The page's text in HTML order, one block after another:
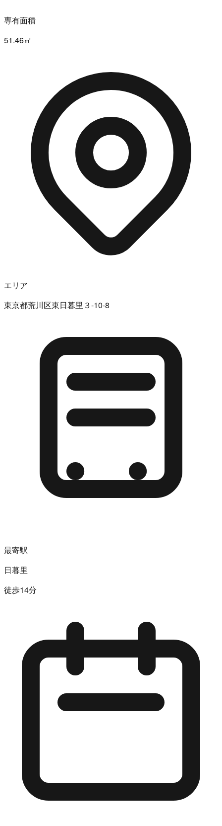
専有面積
51.46㎡
エリア
東京都荒川区東日暮里３-10-8
最寄駅
日暮里
徒歩14分